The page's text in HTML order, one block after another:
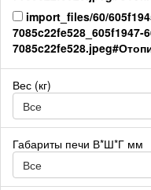
import_files/60/
7085c22fe528_605f1947-
Вес (кг)
Все
Габариты печи В*Ш*Г мм
Все